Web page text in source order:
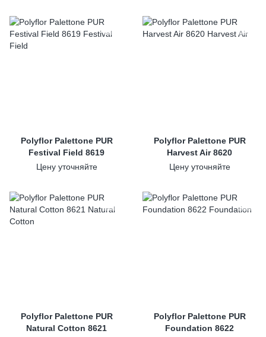
Polyflor Palettone PUR
Festival Field 8619
Цену уточняйте
Polyflor Palettone PUR
Harvest Air 8620
Цену уточняйте
Polyflor Palettone PUR
Natural Cotton 8621
Polyflor Palettone PUR
Foundation 8622